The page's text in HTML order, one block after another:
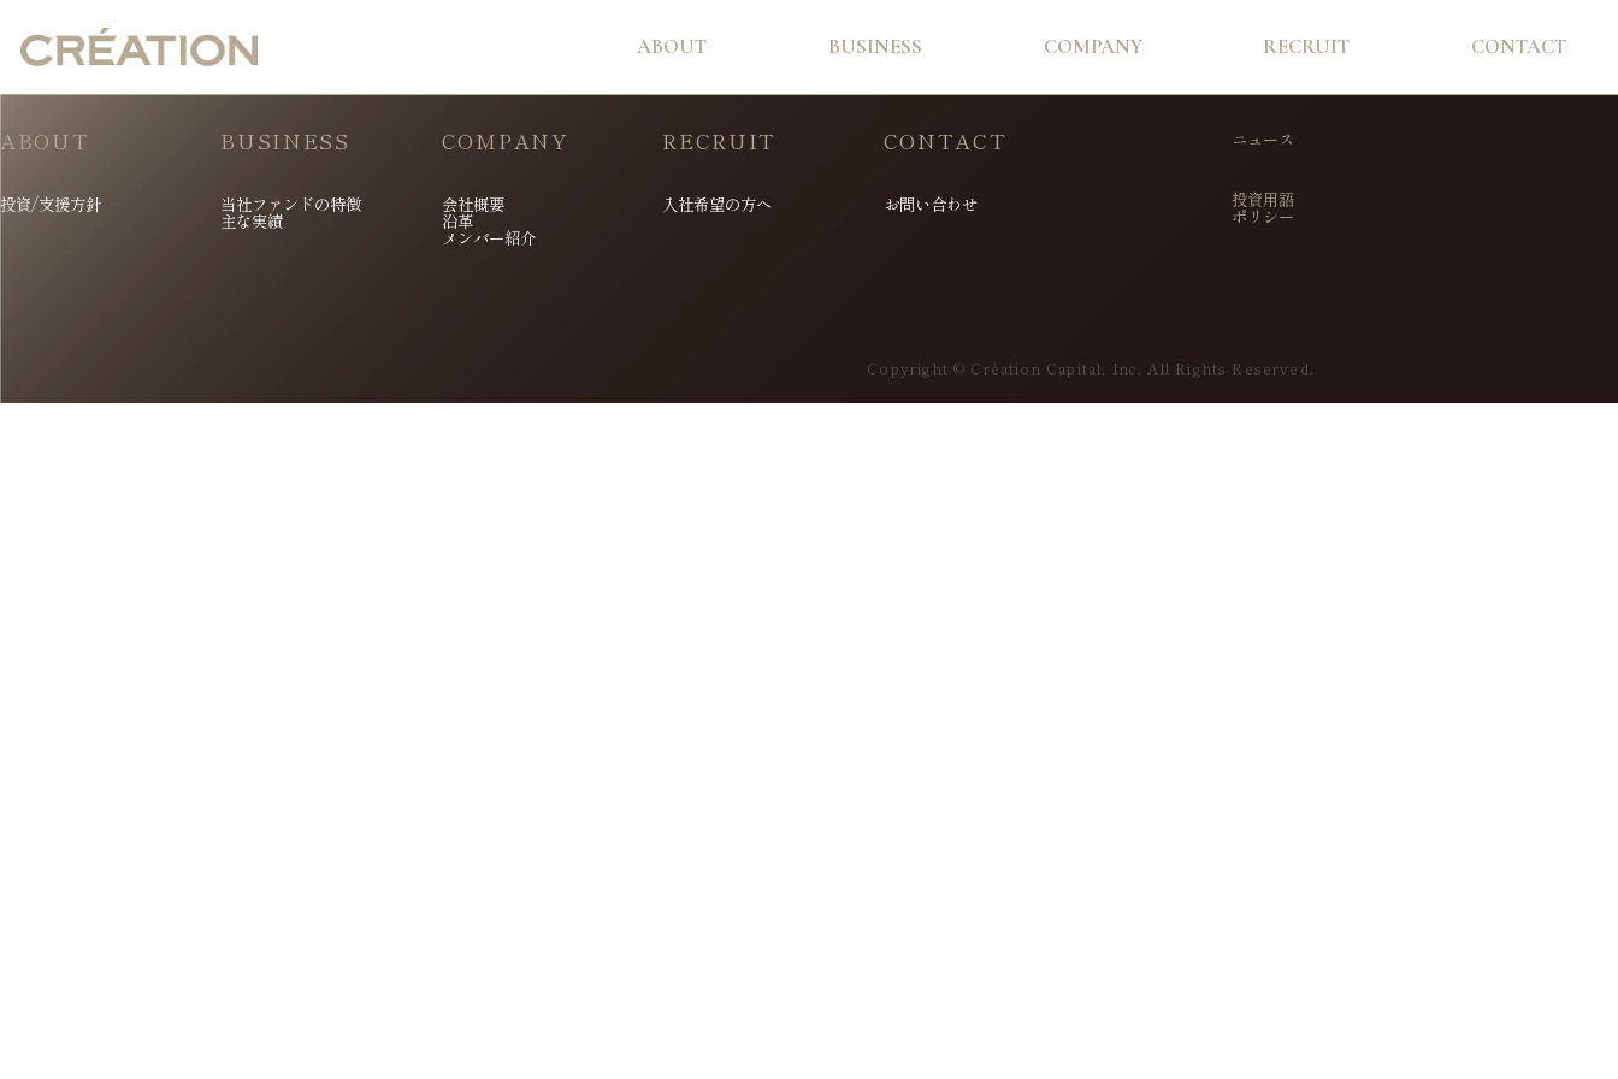
ABOUT BUSINESS COMPANY RECRUIT CONTACT
ABOUT
投資/支援方針
BUSINESS
当社ファンドの特徴
主な実績
COMPANY
会社概要
沿革
メンバー紹介
RECRUIT
入社希望の方へ
CONTACT
お問い合わせ
ニュース
投資用語
ポリシー
Copyright © Création Capital, Inc. All Rights Reserved.